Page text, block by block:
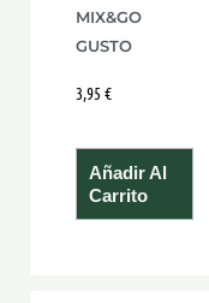
MIX&GO
GUSTO
3,95 €
Añadir Al
Carrito